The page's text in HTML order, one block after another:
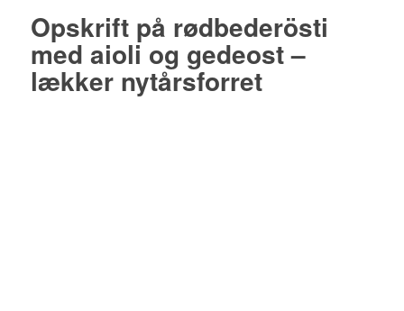
Opskrift på rødbederösti
med aioli og gedeost –
lækker nytårsforret